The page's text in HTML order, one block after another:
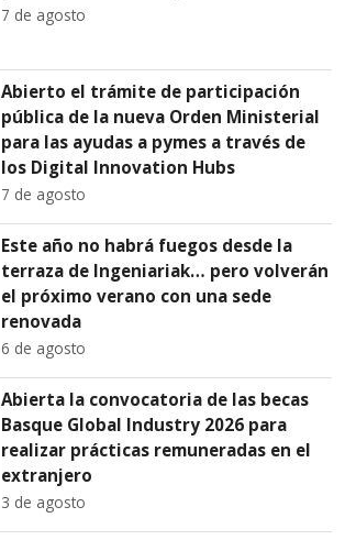
7 de agosto
Abierto el trámite de participación
pública de la nueva Orden Ministerial
para las ayudas a pymes a través de
los Digital Innovation Hubs
7 de agosto
Este año no habrá fuegos desde la
terraza de Ingeniariak… pero volverán
el próximo verano con una sede
renovada
6 de agosto
Abierta la convocatoria de las becas
Basque Global Industry 2026 para
realizar prácticas remuneradas en el
extranjero
3 de agosto